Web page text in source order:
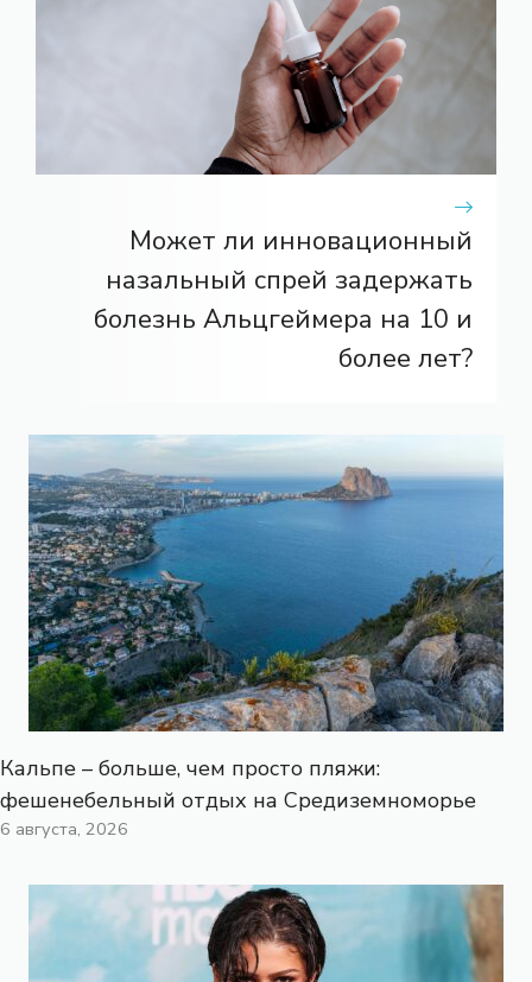
Может ли инновационный
назальный спрей задержать
болезнь Альцгеймера на 10 и
более лет?
Кальпе – больше, чем просто пляжи:
фешенебельный отдых на Средиземноморье
6 августа, 2026